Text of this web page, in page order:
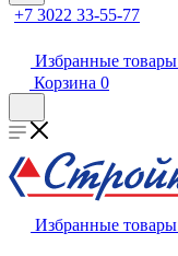
+7 3022 33-55-77
Избранные товары
Корзина 0
Избранные товары